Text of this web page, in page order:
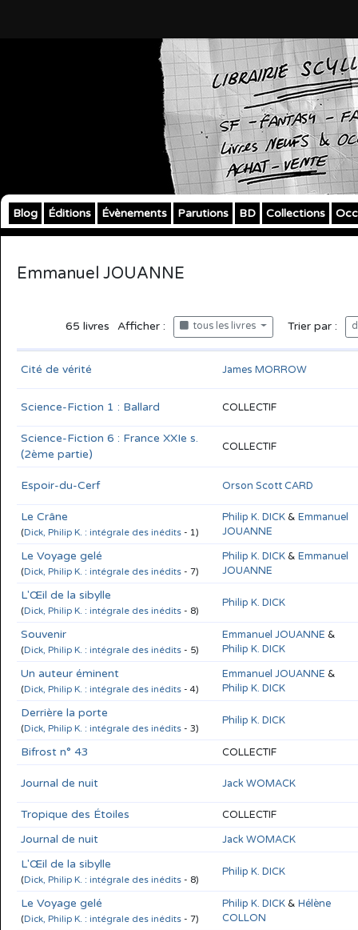
Blog Éditions Évènements Parutions BD Collections
Emmanuel JOUANNE
65 livres Afficher : tous les livres Trier par :
Cité de vérité James MORROW
Science-Fiction 1 : Ballard COLLECTIF
Science-Fiction 6 : France XXIe s.
(2ème partie)
COLLECTIF
Espoir-du-Cerf Orson Scott CARD
Le Crâne
(Dick, Philip K. : intégrale des inédits - 1)
Philip K. DICK& Emmanuel
JOUANNE
Le Voyage gelé
(Dick, Philip K. : intégrale des inédits - 7)
Philip K. DICK& Emmanuel
JOUANNE
L'Œil de la sibylle
(Dick, Philip K. : intégrale des inédits - 8)
Philip K. DICK
Souvenir
(Dick, Philip K. : intégrale des inédits - 5)
Emmanuel JOUANNE &
Philip K. DICK
Un auteur éminent
(Dick, Philip K. : intégrale des inédits - 4)
Emmanuel JOUANNE &
Philip K. DICK
Derrière la porte
(Dick, Philip K. : intégrale des inédits - 3)
Philip K. DICK
Bifrost n° 43 COLLECTIF
Journal de nuit Jack WOMACK
Tropique des Étoiles COLLECTIF
Journal de nuit Jack WOMACK
L'Œil de la sibylle
(Dick, Philip K. : intégrale des inédits - 8)
Philip K. DICK
Le Voyage gelé
(Dick, Philip K. : intégrale des inédits - 7)
Philip K. DICK& Hélène
COLLON